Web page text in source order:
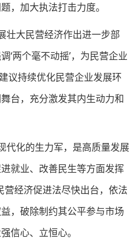
，加大执法打击力度。
壮大民营经济作出进一步部
‘两个毫不动摇’，为民营企业
议持续优化民营企业发展环
台，充分激发其内生动力和
代化的生力军，是高质量发展
就业、改善民生等方面发挥
营经济促进法尽快出台，依法
，破除制约其公平参与市场
信心、立恒心。